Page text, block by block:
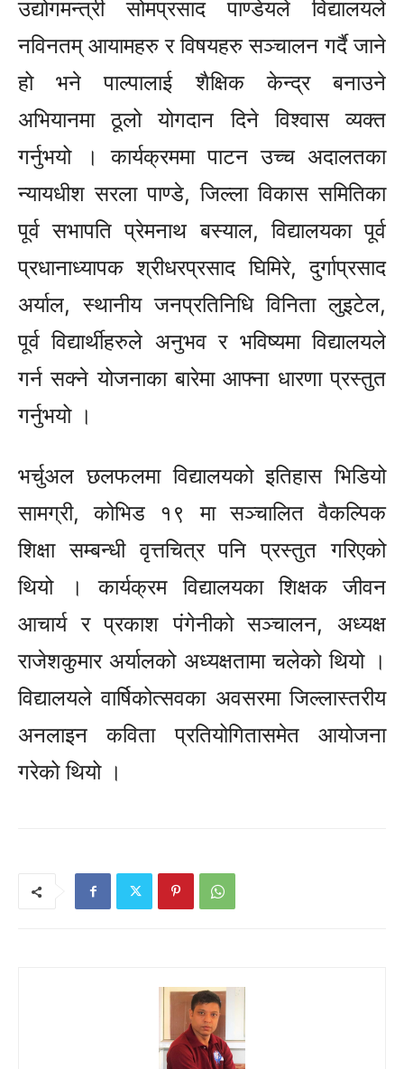
उद्योगमन्त्री सोमप्रसाद पाण्डेयले विद्यालयले
नविनतम् आयामहरु र विषयहरु सञ्चालन गर्दै जाने
हो भने पाल्पालाई शैक्षिक केन्द्र बनाउने
अभियानमा ठूलो योगदान दिने विश्वास व्यक्त
गर्नुभयो । कार्यक्रममा पाटन उच्च अदालतका
न्यायधीश सरला पाण्डे, जिल्ला विकास समितिका
पूर्व सभापति प्रेमनाथ बस्याल, विद्यालयका पूर्व
प्रधानाध्यापक श्रीधरप्रसाद घिमिरे, दुर्गाप्रसाद
अर्याल, स्थानीय जनप्रतिनिधि विनिता लुइटेल,
पूर्व विद्यार्थीहरुले अनुभव र भविष्यमा विद्यालयले
गर्न सक्ने योजनाका बारेमा आफ्ना धारणा प्रस्तुत
गर्नुभयो ।
भर्चुअल छलफलमा विद्यालयको इतिहास भिडियो
सामग्री, कोभिड १९ मा सञ्चालित वैकल्पिक
शिक्षा सम्बन्धी वृत्तचित्र पनि प्रस्तुत गरिएको
थियो । कार्यक्रम विद्यालयका शिक्षक जीवन
आचार्य र प्रकाश पंगेनीको सञ्चालन, अध्यक्ष
राजेशकुमार अर्यालको अध्यक्षतामा चलेको थियो ।
विद्यालयले वार्षिकोत्सवका अवसरमा जिल्लास्तरीय
अनलाइन कविता प्रतियोगितासमेत आयोजना
गरेको थियो ।